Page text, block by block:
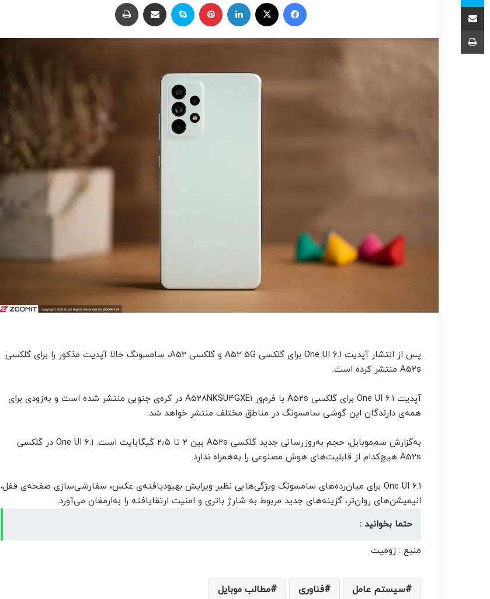
ایکس
پس از انتشار آپدیت One UI 6.1 برای گلکسی A52 5G و گلکسی A52، سامسونگ حالا آپدیت مذکور را برای گلکسی
A52s منتشر کرده است.
آپدیت One UI 6.1 برای گلکسی A52s با فرم‌ور A528NKSU4GXE1 در کره‌ی جنوبی منتشر شده است و به‌زودی برای
همه‌ی دارندگان این گوشی سامسونگ در مناطق مختلف منتشر خواهد شد.
به‌گزارش سم‌موبایل، حجم به‌روزرسانی جدید گلکسی A52s بین ۲ تا ۲٫۵ گیگابایت است. One UI 6.1 در گلکسی
A52s هیچ‌کدام از قابلیت‌های هوش مصنوعی را به‌همراه ندارد.
One UI 6.1 برای میان‌رده‌های سامسونگ ویژگی‌هایی نظیر ویرایش بهبودیافته‌ی عکس، سفارشی‌سازی صفحه‌‌ی قفل،
انیمیشن‌های روان‌تر، گزینه‌های جدید مربوط‌ به شارژ باتری و امنیت ارتقایافته را به‌ارمغان می‌آورد.
حتما بخوانید :
منبع : زومیت
سیستم عامل فناوری مطالب موبایل